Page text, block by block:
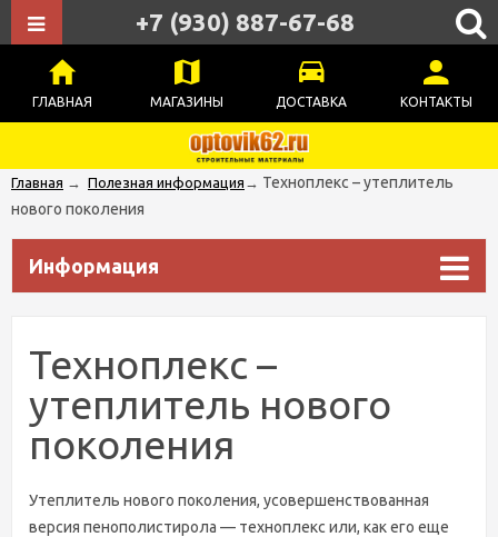
ГЛАВНАЯ МАГАЗИНЫ ДОСТАВКА КОНТАКТЫ
+7 (930) 887-67-68
Главная → Полезная информация → Техноплекс – утеплитель
нового поколения
Информация
Техноплекс –
утеплитель нового
поколения
Утеплитель нового поколения, усовершенствованная
версия пенополистирола — техноплекс или, как его еще